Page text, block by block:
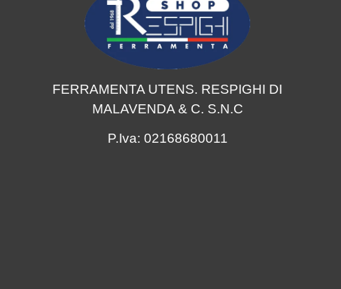
FERRAMENTA UTENS. RESPIGHI DI
MALAVENDA & C. S.N.C
P.Iva: 02168680011